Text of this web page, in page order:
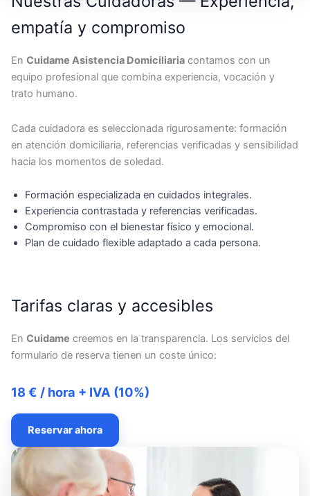
empatía y compromiso
En Cuidame Asistencia Domiciliaria contamos con un
equipo profesional que combina experiencia, vocación y
trato humano.
Cada cuidadora es seleccionada rigurosamente: formación
en atención domiciliaria, referencias verificadas y sensibilidad
hacia los momentos de soledad.
Formación especializada en cuidados integrales.
Experiencia contrastada y referencias verificadas.
Compromiso con el bienestar físico y emocional.
Plan de cuidado flexible adaptado a cada persona.
Tarifas claras y accesibles
En Cuidame creemos en la transparencia. Los servicios del
formulario de reserva tienen un coste único:
18 € / hora + IVA (10%)
Reservar ahora